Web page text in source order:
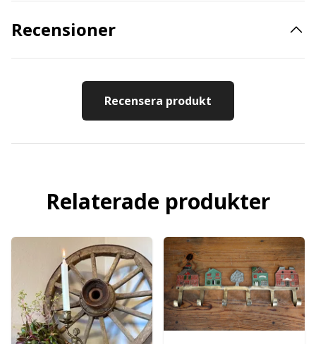
Recensioner
Recensera produkt
Relaterade produkter